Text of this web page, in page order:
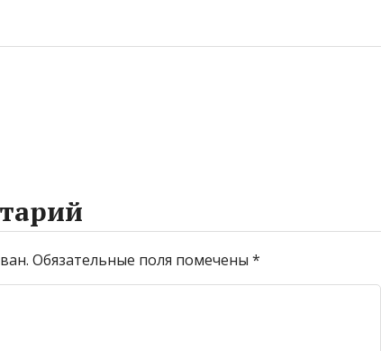
Обязательные поля помечены *